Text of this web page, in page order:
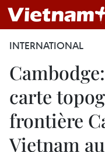
INTERNATIONAL
carte
frontière
Vietnam